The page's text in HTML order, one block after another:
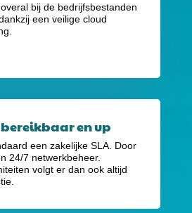
bij de bedrijfsbestanden
een veilige cloud
en up
een zakelijke SLA. Door
24/7 netwerkbeheer.
volgt er dan ook altijd